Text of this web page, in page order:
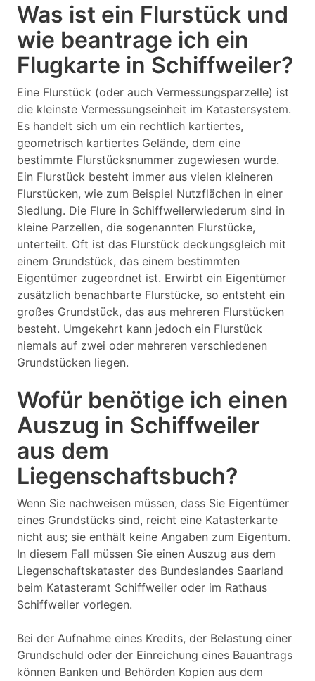
Was ist ein Flurstück und
wie beantrage ich ein
Flugkarte in Schiffweiler?
Eine Flurstück (oder auch Vermessungsparzelle) ist
die kleinste Vermessungseinheit im Katastersystem.
Es handelt sich um ein rechtlich kartiertes,
geometrisch kartiertes Gelände, dem eine
bestimmte Flurstücksnummer zugewiesen wurde.
Ein Flurstück besteht immer aus vielen kleineren
Flurstücken, wie zum Beispiel Nutzflächen in einer
Siedlung. Die Flure in Schiffweilerwiederum sind in
kleine Parzellen, die sogenannten Flurstücke,
unterteilt. Oft ist das Flurstück deckungsgleich mit
einem Grundstück, das einem bestimmten
Eigentümer zugeordnet ist. Erwirbt ein Eigentümer
zusätzlich benachbarte Flurstücke, so entsteht ein
großes Grundstück, das aus mehreren Flurstücken
besteht. Umgekehrt kann jedoch ein Flurstück
niemals auf zwei oder mehreren verschiedenen
Grundstücken liegen.
Wofür benötige ich einen
Auszug in Schiffweiler
aus dem
Liegenschaftsbuch?
Wenn Sie nachweisen müssen, dass Sie Eigentümer
eines Grundstücks sind, reicht eine Katasterkarte
nicht aus; sie enthält keine Angaben zum Eigentum.
In diesem Fall müssen Sie einen Auszug aus dem
Liegenschaftskataster des Bundeslandes Saarland
beim Katasteramt Schiffweiler oder im Rathaus
Schiffweiler vorlegen.
Bei der Aufnahme eines Kredits, der Belastung einer
Grundschuld oder der Einreichung eines Bauantrags
können Banken und Behörden Kopien aus dem